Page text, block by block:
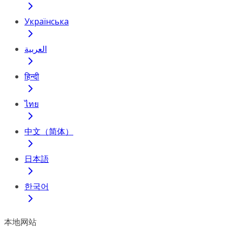
Українська
العربية
हिन्दी
ไทย
中文（简体）
日本語
한국어
本地网站